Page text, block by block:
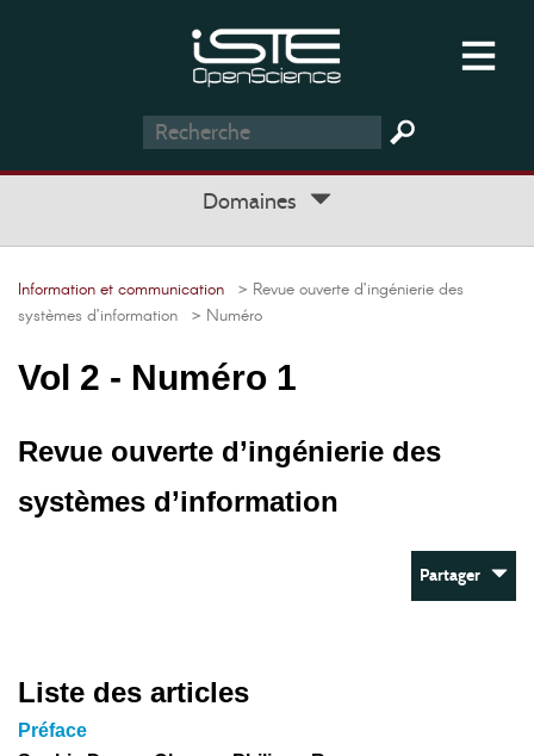
Domaines
Information et communication > Revue ouverte d’ingénierie des
systèmes d’information > Numéro
Vol 2 - Numéro 1
Revue ouverte d’ingénierie des
systèmes d’information
Partager
Liste des articles
Préface